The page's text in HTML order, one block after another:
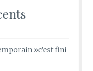
»c’est fini